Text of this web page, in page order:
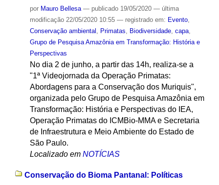
por Mauro Bellesa — publicado19/05/2020 — última
modificação22/05/2020 10:55 — registrado em: Evento,
Conservação ambiental
Primatas Biodiversidade, capa,
Grupo de Pesquisa Amazônia em Transformação: História e
Perspectivas
No dia 2 de junho, a partir das 14h, realiza-se a
"1ª Videojornada da Operação Primatas:
Abordagens para a Conservação dos Muriquis",
organizada pelo Grupo de Pesquisa Amazônia em
Transformação: História e Perspectivas do IEA,
Operação Primatas do ICMBio-MMA e Secretaria
de Infraestrutura e Meio Ambiente do Estado de
São Paulo.
Localizado em NOTÍCIAS
Conservação do Bioma Pantanal: Políticas